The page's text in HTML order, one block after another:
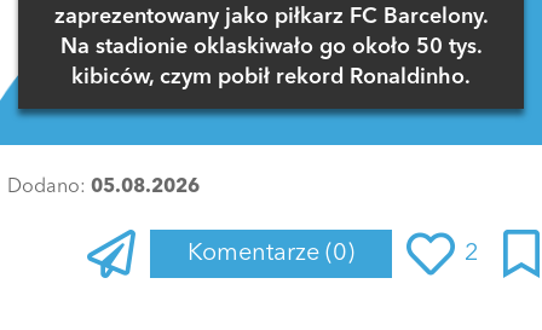
zaprezentowany jako piłkarz FC Barcelony.
Na stadionie oklaskiwało go około 50 tys.
kibiców, czym pobił rekord Ronaldinho.
Dodano: 05.08.2026
Komentarze (0) 2